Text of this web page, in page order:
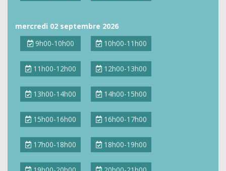
mercredi 02 septembre 2026
9h00-10h00
10h00-11h00
11h00-12h00 12h00-13h00
13h00-14h00 14h00-15h00
15h00-16h00 16h00-17h00
17h00-18h00 18h00-19h00